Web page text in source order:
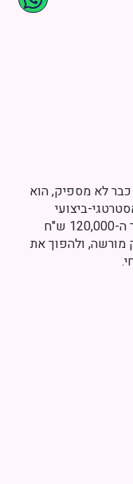
לא מספיק, הוא
ביצועי
ממוקד, שנועד לעזור לך לחצות את גשר ה-120,000 ש"ח
מורשה, ולהפוך את